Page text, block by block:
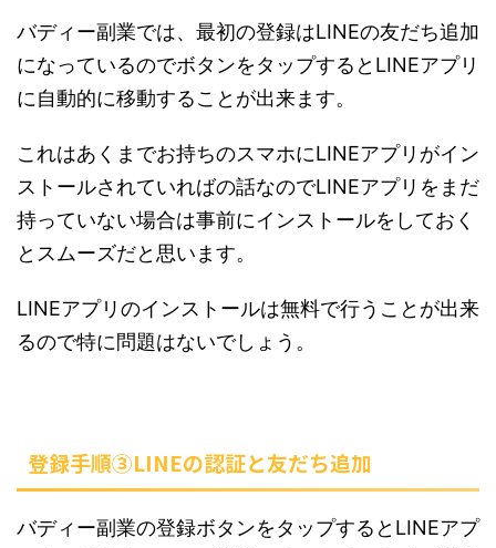
バディー副業では、最初の登録はLINEの友だち追加
になっているのでボタンをタップするとLINEアプリ
に自動的に移動することが出来ます。
これはあくまでお持ちのスマホにLINEアプリがイン
ストールされていればの話なのでLINEアプリをまだ
持っていない場合は事前にインストールをしておく
とスムーズだと思います。
LINEアプリのインストールは無料で行うことが出来
るので特に問題はないでしょう。
登録手順③LINEの認証と友だち追加
バディー副業の登録ボタンをタップするとLINEアプ